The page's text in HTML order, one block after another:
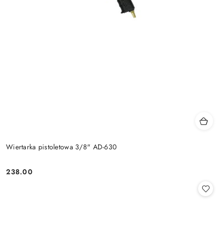
Wiertarka pistoletowa 3/8" AD-630
Cena:
238.00